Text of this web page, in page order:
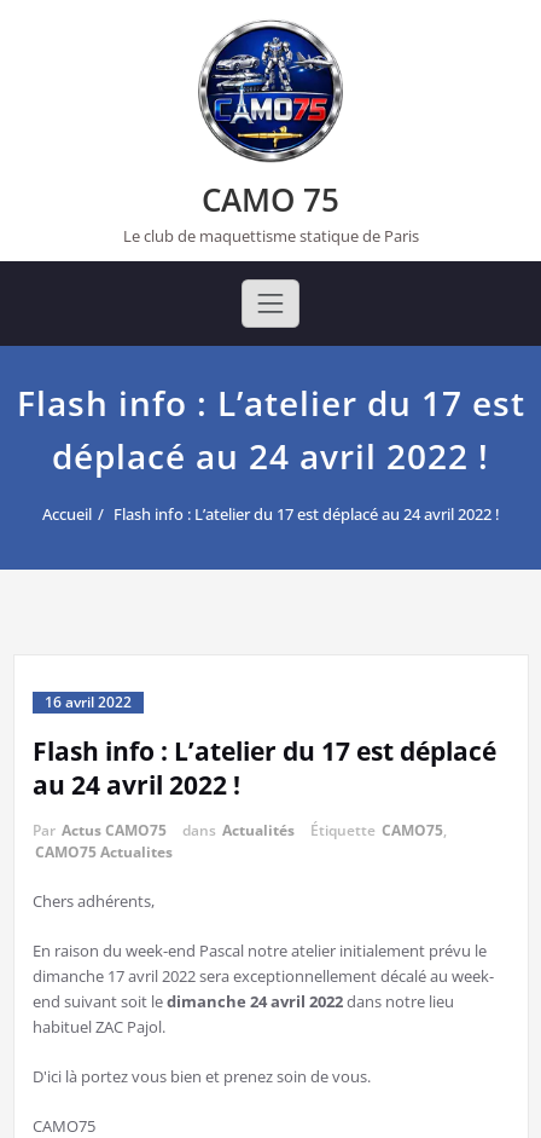
CAMO 75
Le club de maquettisme statique de Paris
Flash info : L’atelier du 17 est
déplacé au 24 avril 2022 !
Accueil Flash info : L’atelier du 17 est déplacé au 24 avril 2022 !
16 avril 2022
Flash info : L’atelier du 17 est déplacé
au 24 avril 2022 !
Par Actus CAMO75 dans Actualités Étiquette CAMO75,
CAMO75 Actualites
Chers adhérents,
En raison du week-end Pascal notre atelier initialement prévu le
dimanche 17 avril 2022 sera exceptionnellement décalé au week-
end suivant soit ledimanche 24 avril 2022dans notre lieu
habituel ZAC Pajol.
D'ici là portez vous bien et prenez soin de vous.
CAMO75